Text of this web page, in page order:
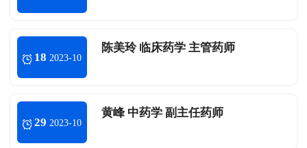
18 2023-10
陈美玲 临床药学 主管药师
29 2023-10
黄峰 中药学 副主任药师